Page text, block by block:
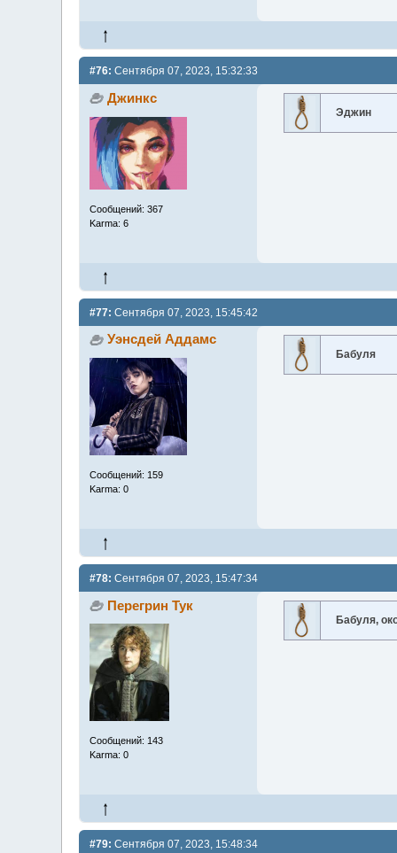
#76: Сентября 07, 2023, 15:32:33
Джинкс
Сообщений: 367
Karma: 6
Эджин
#77: Сентября 07, 2023, 15:45:42
Уэнсдей Аддамс
Сообщений: 159
Karma: 0
Бабуля
#78: Сентября 07, 2023, 15:47:34
Перегрин Тук
Сообщений: 143
Karma: 0
Бабуля,
#79: Сентября 07, 2023, 15:48:34